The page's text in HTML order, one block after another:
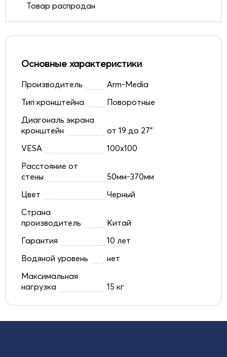
Товар распродан
Основные характеристики
Производитель
Arm-Media
Тип кронштейна
Поворотные
Диагональ экрана
кронштейн
от 19 до 27"
VESA
100x100
Расстояние от
стены
50мм-370мм
Цвет
Черный
Страна
производитель
Китай
Гарантия
10 лет
Водяной уровень
нет
Максимальная
нагрузка
15 кг